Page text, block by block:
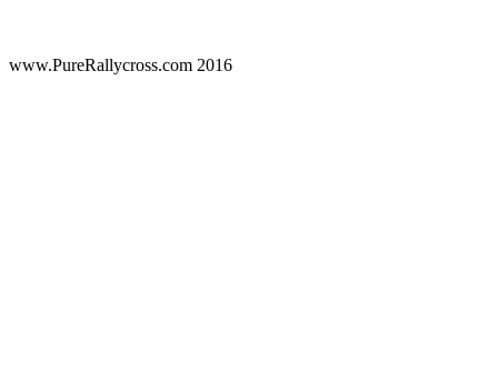
www.PureRallycross.com 2016